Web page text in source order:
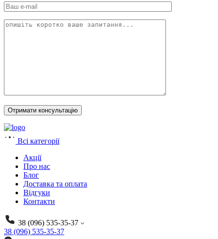
Всі категорії
Акції
Про нас
Блог
Доставка та оплата
Відгуки
Контакти
38 (096) 535-35-37
38 (096) 535-35-37